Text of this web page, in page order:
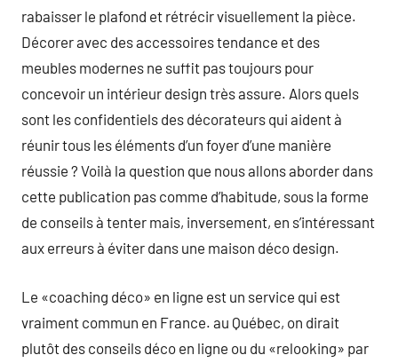
rabaisser le plafond et rétrécir visuellement la pièce.
Décorer avec des accessoires tendance et des
meubles modernes ne suffit pas toujours pour
concevoir un intérieur design très assure. Alors quels
sont les confidentiels des décorateurs qui aident à
réunir tous les éléments d’un foyer d’une manière
réussie ? Voilà la question que nous allons aborder dans
cette publication pas comme d’habitude, sous la forme
de conseils à tenter mais, inversement, en s’intéressant
aux erreurs à éviter dans une maison déco design.
Le «coaching déco» en ligne est un service qui est
vraiment commun en France. au Québec, on dirait
plutôt des conseils déco en ligne ou du «relooking» par